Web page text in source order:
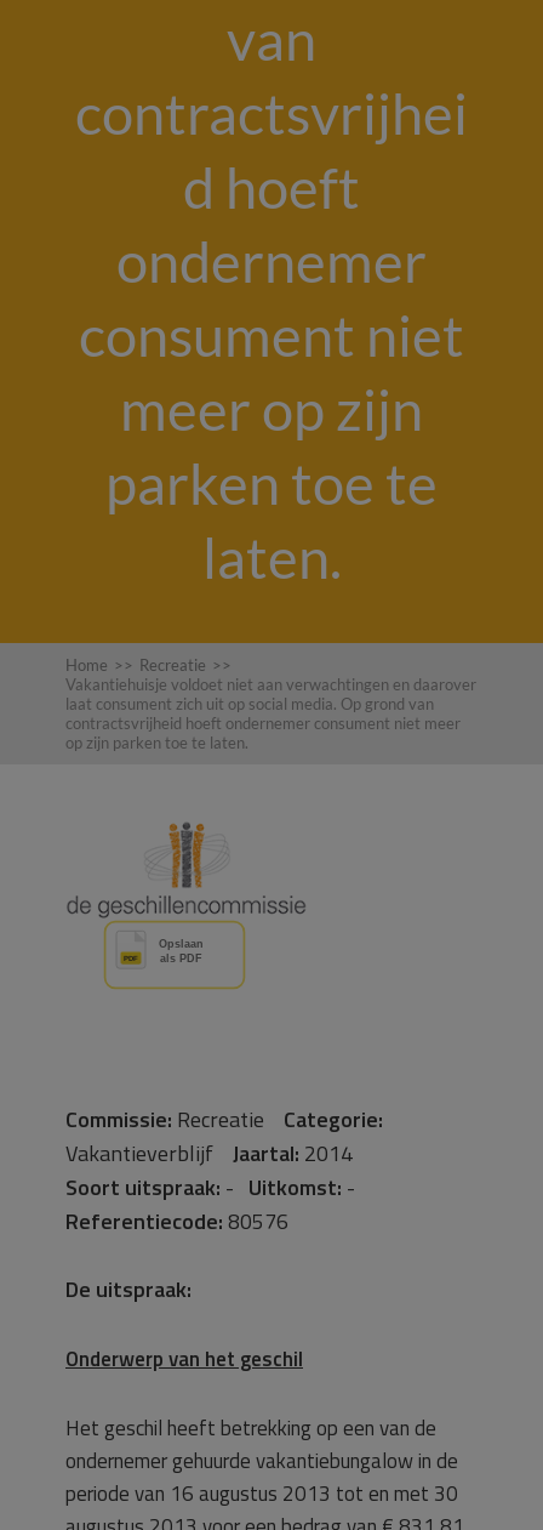
van
contractsvrijhei
d hoeft
ondernemer
consument niet
meer op zijn
parken toe te
laten.
Home >> Recreatie >>
Vakantiehuisje voldoet niet aan verwachtingen en daarover
laat consument zich uit op social media. Op grond van
contractsvrijheid hoeft ondernemer consument niet meer
op zijn parken toe te laten.
Commissie: Recreatie Categorie:
Vakantieverblijf Jaartal: 2014
Soort uitspraak: - Uitkomst: -
Referentiecode:80576
De uitspraak:
Onderwerp van het geschil
Het geschil heeft betrekking op een van de
ondernemer gehuurde vakantiebungalow in de
periode van 16 augustus 2013 tot en met 30